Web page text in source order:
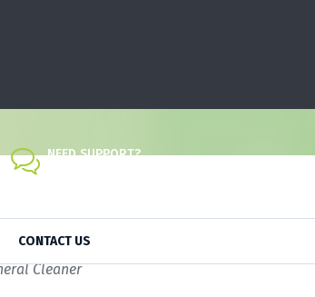
NEED SUPPORT?
CONTACT US
Bohn
Cleaner